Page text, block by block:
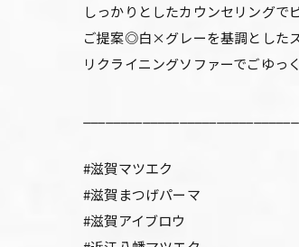
しっかりとしたカウンセリングで
ご提案◎白×グレーを基調とした
リクライニングソファーでごゆっ
#滋賀マツエク
#滋賀まつげパーマ
#滋賀アイブロウ